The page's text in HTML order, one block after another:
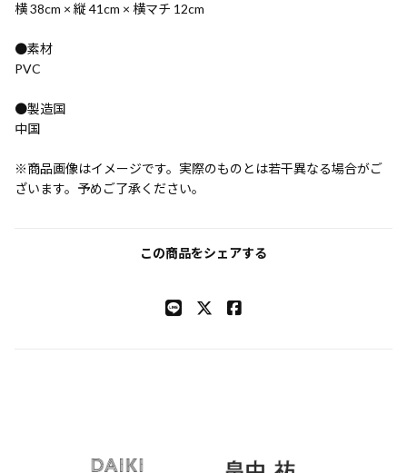
横 38cm × 縦 41cm × 横マチ 12cm
●素材
PVC
●製造国
中国
※商品画像はイメージです。実際のものとは若干異なる場合がご
ざいます。予めご了承ください。
この商品をシェアする